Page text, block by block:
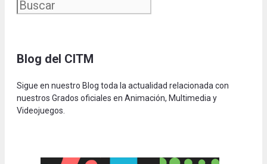
Blog del CITM
Sigue en nuestro Blog toda la actualidad relacionada con
nuestros Grados oficiales en Animación, Multimedia y
Videojuegos.